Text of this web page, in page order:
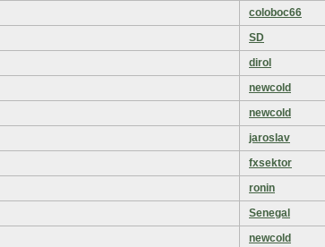
coloboc66
SD
dirol
newcold
newcold
jaroslav
fxsektor
ronin
Senegal
newcold